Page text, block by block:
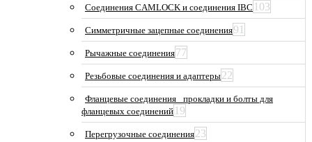
Соединения CAMLOCK и соединения IBC 103
Симметричные зацепные соединения91
Рычажные соединения77
Резьбовые соединения и адаптеры22
Фланцевые соединения_ прокладки и болты для
фланцевых соединений 19
Перегрузочные соединения23